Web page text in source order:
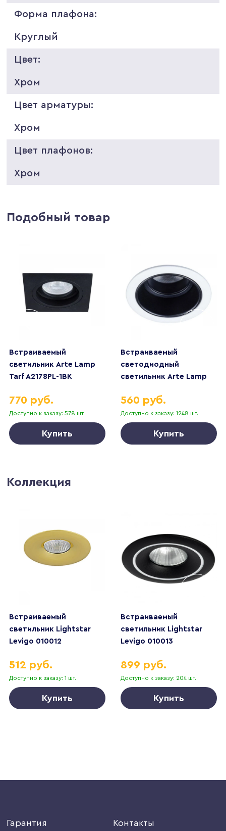
Форма плафона:
Круглый
Цвет:
Хром
Цвет арматуры:
Хром
Цвет плафонов:
Хром
Подобный товар
Встраиваемый
светильник Arte Lamp
Tarf A2178PL-1BK
Доступно к заказу: 578 шт.
770 руб.
Купить
Встраиваемый
светодиодный
светильник Arte Lamp
Доступно к заказу: 1248 шт.
560 руб.
Купить
Коллекция
Встраиваемый
светильник Lightstar
Levigo 010012
Доступно к заказу: 1 шт.
512 руб.
Купить
Встраиваемый
светильник Lightstar
Levigo 010013
Доступно к заказу: 204 шт.
899 руб.
Купить
Гарантия Контакты